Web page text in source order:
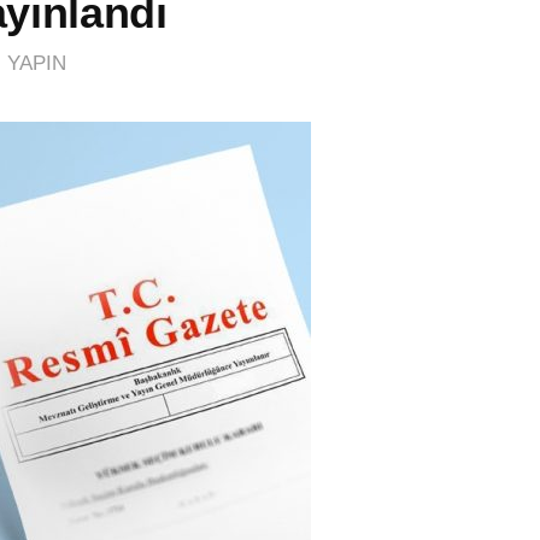
YAPIN